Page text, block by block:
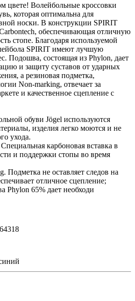
цвете! Волейбольные кроссовки
которая оптимальна для
носки. В конструкции SPIRIT
обеспечивающая отличную
стопе. Благодаря используемой
SPIRIT имеют лучшую
Подошва, состоящая из Phylon, дает
и защиту суставов от ударных
а резиновая подметка,
Non-marking, отвечает за
и качественное сцепление с
обуви Jögel используются
изделия легко моются и не
ухода.
карбоновая вставка в
и поддержки стопы во время
Подметка не оставляет следов на
отличное сцепление;
Phylon 65% дает необходи